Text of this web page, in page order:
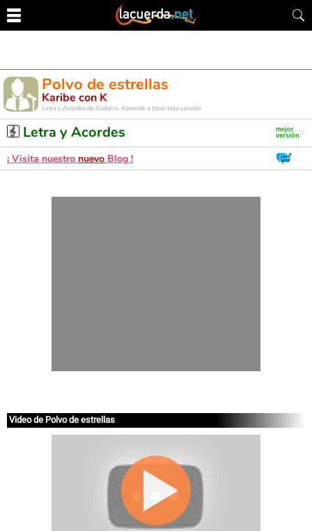
Polvo de estrellas
Karibe con K
Letra y Acordes de Guitarra. Aprende a tocar esta canción
Letra y Acordes
¡ Visita nuestro nuevo Blog !
Video de Polvo de estrellas